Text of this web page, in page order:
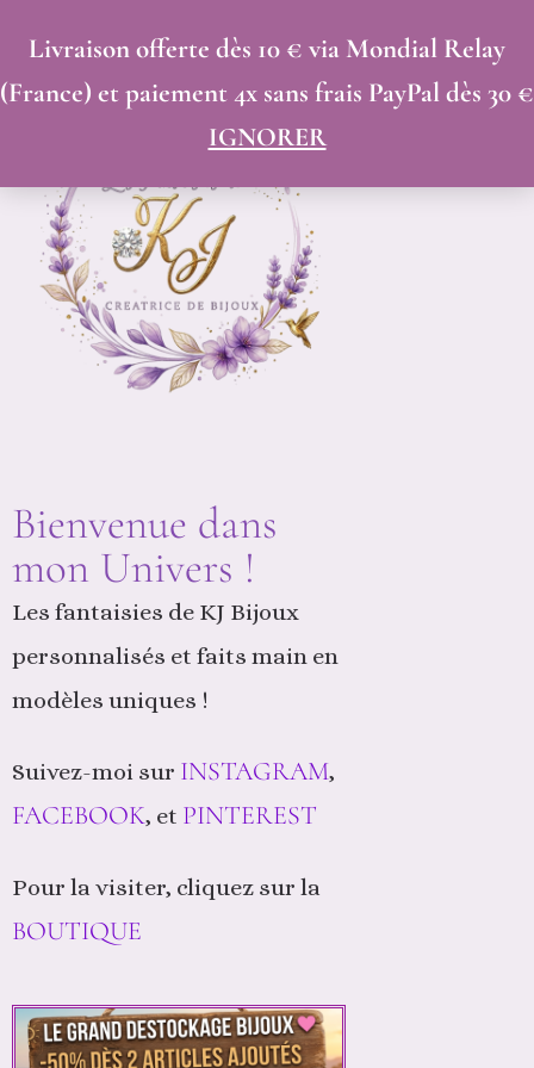
Livraison offerte dès 10 € via Mondial Relay
(France) et paiement 4x sans frais PayPal dès 30 €
IGNORER
AU
CONTENU
Bienvenue dans
mon Univers !
Les fantaisies de KJ Bijoux
personnalisés et faits main en
modèles uniques !
Suivez-moi sur INSTAGRAM,
FACEBOOK, et PINTEREST
Pour la visiter, cliquez sur la
BOUTIQUE